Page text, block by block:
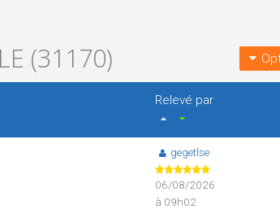
(31170)
Relevé par
gegetlse
06/08/2026
à 09h02